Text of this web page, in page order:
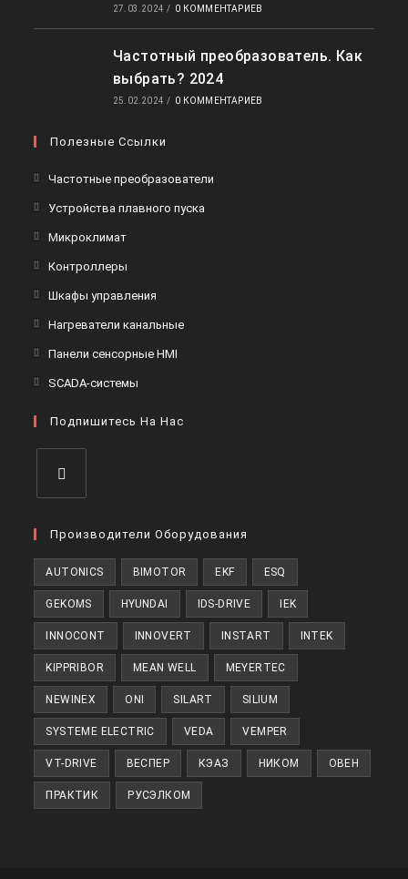
27.03.2024 / 0 КОММЕНТАРИЕВ
Частотный преобразователь. Как
выбрать? 2024
25.02.2024 / 0 КОММЕНТАРИЕВ
Полезные Ссылки
Частотные преобразователи
Устройства плавного пуска
МикроклиматОткроется
вкладке
Контроллеры
вкладке
Шкафы управления
вкладке
Нагреватели канальныеОткроется
Панели сенсорные HMI
вкладке
SCADA-системы
новой
Подпишитесь На Нас
в
вкладке
Производители Оборудования
AUTONICS BIMOTOR EKF ESQ
GEKOMS HYUNDAI IDS-DRIVE IEK
INNOCONT INNOVERT INSTART INTEK
KIPPRIBOR MEAN WELL MEYERTEC
NEWINEX ONI SILART SILIUM
SYSTEME ELECTRIC VEDA VEMPER
VT-DRIVE ВЕСПЕР КЭАЗ НИКОМ ОВЕН
ПРАКТИК РУСЭЛКОМ